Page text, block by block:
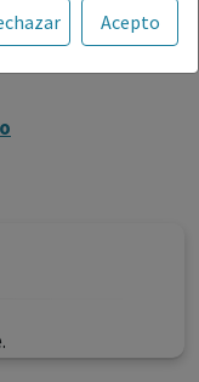
y, por
legalmente
medicamentos
informativo,
en cada
a las
Acepto